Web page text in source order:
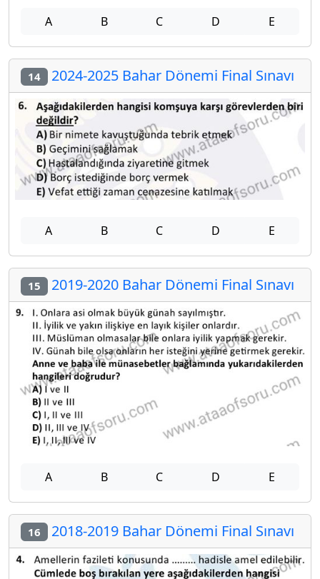
A B C D E
14 2024-2025 Bahar Dönemi Final Sınavı
A B C D E
15 2019-2020 Bahar Dönemi Final Sınavı
A B C D E
16 2018-2019 Bahar Dönemi Final Sınavı